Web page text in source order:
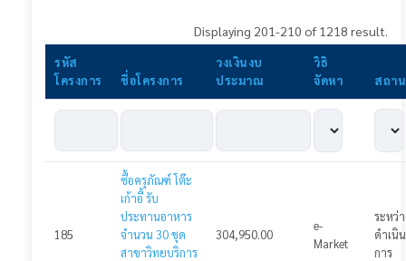
รายงานการวิเคราะห์ผลการจัดซื้อจัดจ้าง
ประกาศโครงการ
ประกาศร่าง TOR
ประกาศราคากลาง
ประกาศร่างเอกสารเชิญชวน
Displaying 201-210 of 1218 result.
รหัส
โครงการ
ชื่อโครงการ
วงเงินงบ
ประมาณ
วิธิ
จัดหา
สถา
185
ซื้อครุภัณฑ์ โต๊ะ
เก้าอี้ รับ
ประทานอาหาร
จำนวน 30 ชุด
สาขาวิทยบริการ
304,950.00
e-
Market
ระหว่
ดำเนิน
การ